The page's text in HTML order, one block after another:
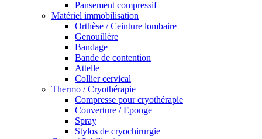
Pansement compressif
Matériel immobilisation
Orthèse / Ceinture lombaire
Genouillère
Bandage
Bande de contention
Attelle
Collier cervical
Thermo / Cryothérapie
Compresse pour cryothérapie
Couverture / Eponge
Spray
Stylos de cryochirurgie